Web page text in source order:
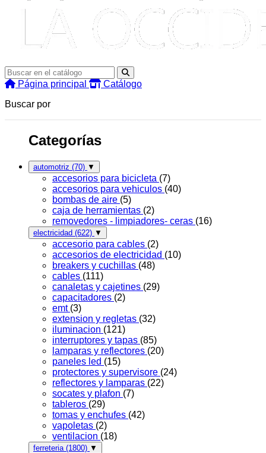
Página principal
Catálogo
Buscar por
Categorías
automotriz (70) ▼
accesorios para bicicleta (7)
accesorios para vehiculos (40)
bombas de aire (5)
caja de herramientas (2)
removedores - limpiadores- ceras (16)
electricidad (622) ▼
accesorio para cables (2)
accesorios de electricidad (10)
breakers y cuchillas (48)
cables (111)
canaletas y cajetines (29)
capacitadores (2)
emt (3)
extension y regletas (32)
iluminacion (121)
interruptores y tapas (85)
lamparas y reflectores (20)
paneles led (15)
protectores y supervisore (24)
reflectores y lamparas (22)
socates y plafon (7)
tableros (29)
tomas y enchufes (42)
vapoletas (2)
ventilacion (18)
ferreteria (1800) ▼